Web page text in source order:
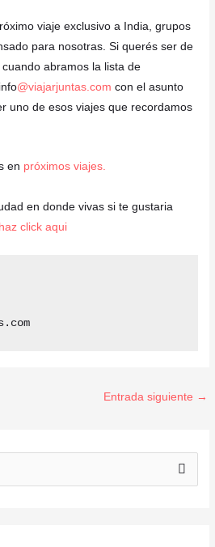
viaje exclusivo a India, grupos
para nosotras. Si querés ser de
abramos la lista de
@viajarjuntas.com con el asunto
uno de esos viajes que recordamos
en próximos viajes.
en donde vivas si te gustaria
haz click aqui
Entrada siguiente →